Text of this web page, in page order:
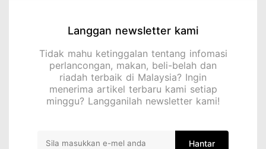
Langgan newsletter kami
Tidak mahu ketinggalan tentang infomasi
perlancongan, makan, beli-belah dan
riadah terbaik di Malaysia? Ingin
menerima artikel terbaru kami setiap
minggu? Langganilah newsletter kami!
Hantar